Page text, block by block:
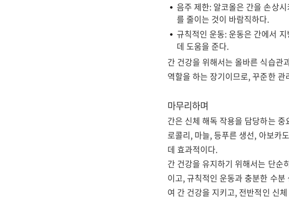
음주 제한: 알코올은 간을 손상
를 줄이는 것이 바람직하다.
규칙적인 운동: 운동은 간에서
데 도움을 준다.
간 건강을 위해서는 올바른 식습관
역할을 하는 장기이므로, 꾸준한 관
마무리하며
간은 신체 해독 작용을 담당하는
로콜리, 마늘, 등푸른 생선, 아보카
데 효과적이다.
간 건강을 유지하기 위해서는 단순
이고, 규칙적인 운동과 충분한 수
여 간 건강을 지키고, 전반적인 신